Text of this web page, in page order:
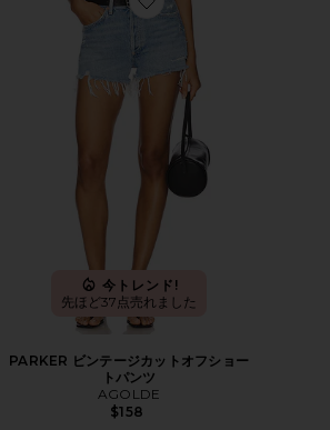
Favorite PARKER ビンテージ
今トレンド!
先ほど37点売れました
PARKER ビンテージカットオフショー
トパンツ
AGOLDE
$158